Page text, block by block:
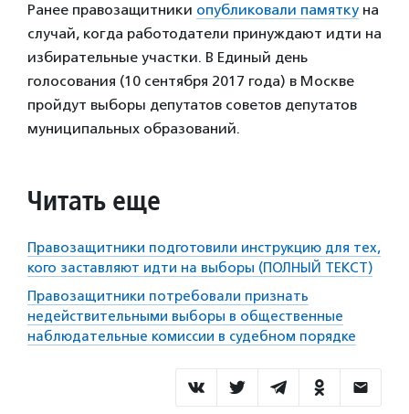
Ранее правозащитники опубликовали памятку на
случай, когда работодатели принуждают идти на
избирательные участки. В Единый день
голосования (10 сентября 2017 года) в Москве
пройдут выборы депутатов советов депутатов
муниципальных образований.
Читать еще
Правозащитники подготовили инструкцию для тех,
кого заставляют идти на выборы (ПОЛНЫЙ ТЕКСТ)
Правозащитники потребовали признать
недействительными выборы в общественные
наблюдательные комиссии в судебном порядке